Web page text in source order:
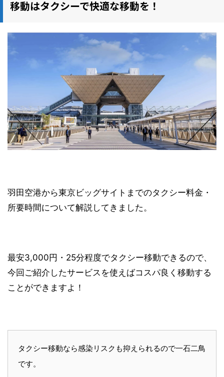
移動はタクシーで快適な移動を！
羽田空港から東京ビッグサイトまでのタクシー料金・
所要時間について解説してきました。
最安3,000円・25分程度でタクシー移動できるので、
今回ご紹介したサービスを使えばコスパ良く移動する
ことができますよ！
タクシー移動なら感染リスクも抑えられるので一石二鳥
です。